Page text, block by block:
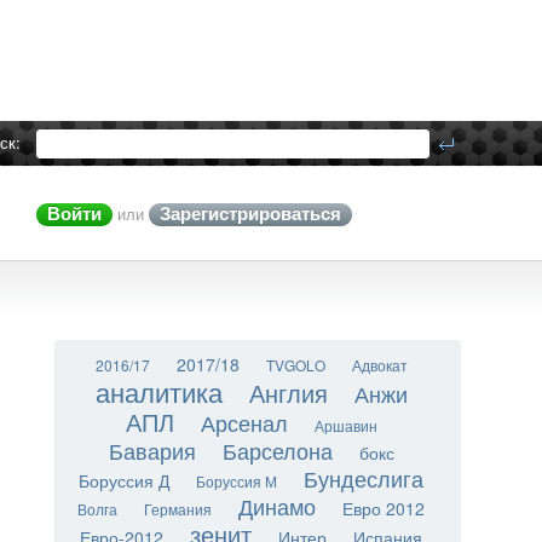
Войти или Зарегистрироваться
2016/17 2017/18 TVGOLO Адвокат
аналитика Англия Анжи
АПЛ Арсенал Аршавин
Бавария Барселона
бокс
Боруссия Д
Боруссия М Бундеслига
Волга Германия Динамо
Евро 2012
Евро-2012
зенит Интер Испания